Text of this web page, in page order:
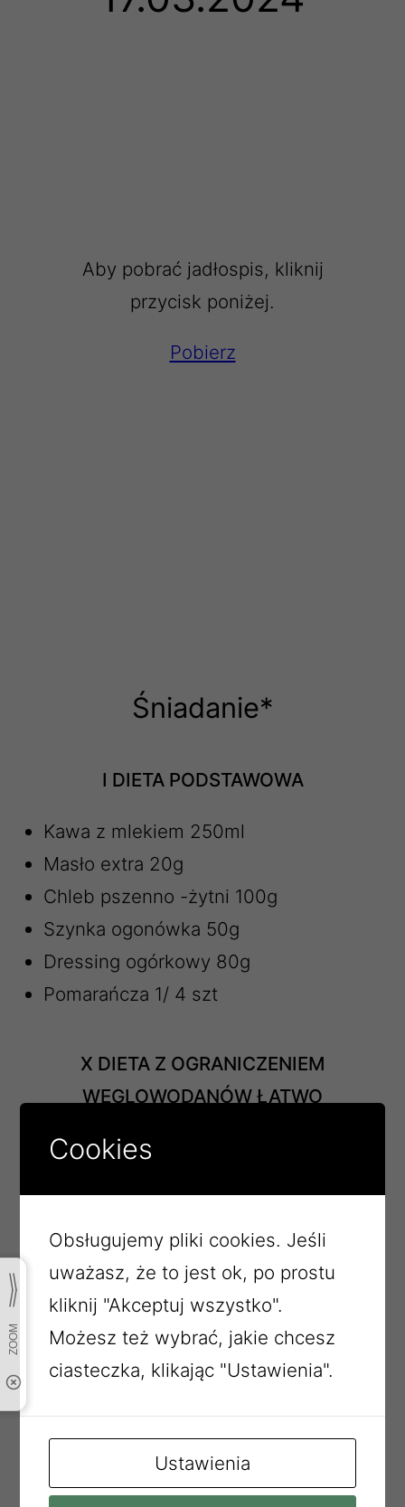
Aby pobrać jadłospis, kliknij
przycisk poniżej.
Pobierz
Śniadanie*
I DIETA PODSTAWOWA
Kawa z mlekiem 250ml
Masło extra 20g
Chleb pszenno -żytni 100g
Szynka ogonówka 50g
Dressing ogórkowy 80g
Pomarańcza 1/ 4 szt
X DIETA Z OGRANICZENIEM
WĘGLOWODANÓW ŁATWO
Chleb pszenno -żytni 50g
Chleb graham 65g
Szynka ogonówka 50g
Dressing ogórkowy z jog 80g
Pomarańcza 1/ 4szt
Herbata b/ cukru 250ml
Pieczywo chrupki 2sztuki
Cookies
Obsługujemy pliki cookies. Jeśli
uważasz, że to jest ok, po prostu
kliknij "Akceptuj wszystko".
Możesz też wybrać, jakie chcesz
ciasteczka, klikając "Ustawienia".
Ustawienia